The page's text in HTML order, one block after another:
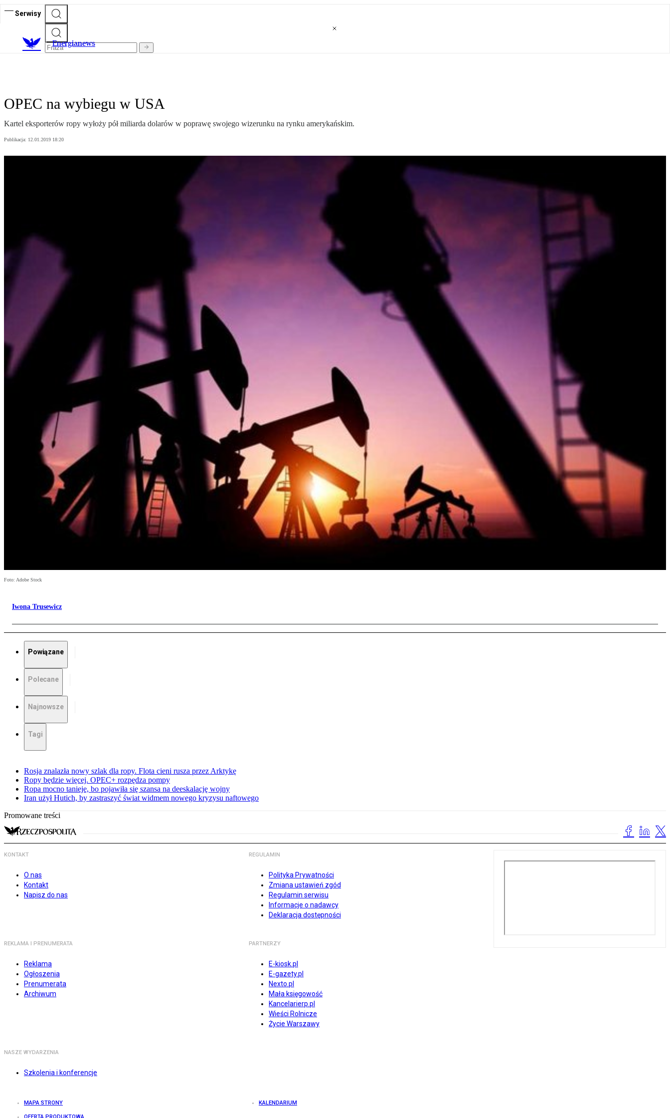
Serwisy
Energianews
OPEC na wybiegu w USA
Kartel eksporterów ropy wyłoży pół miliarda dolarów w poprawę swojego wizerunku na rynku amerykańskim.
Publikacja: 12.01.2019 18:20
Foto: Adobe Stock
Iwona Trusewicz
Powiązane
Polecane
Najnowsze
Tagi
Rosja znalazła nowy szlak dla ropy. Flota cieni rusza przez Arktykę
Ropy będzie więcej. OPEC+ rozpędza pompy
Ropa mocno tanieje, bo pojawiła się szansa na deeskalację wojny
Iran użył Hutich, by zastraszyć świat widmem nowego kryzysu naftowego
Promowane treści
KONTAKT
O nas
Kontakt
Napisz do nas
REGULAMIN
Polityka Prywatności
Zmiana ustawień zgód
Regulamin serwisu
Informacje o nadawcy
Deklaracja dostępności
REKLAMA I PRENUMERATA
Reklama
Ogłoszenia
Prenumerata
Archiwum
PARTNERZY
E-kiosk.pl
E-gazety.pl
Nexto.pl
Mała księgowość
Kancelarierp.pl
Wieści Rolnicze
Życie Warszawy
NASZE WYDARZENIA
Szkolenia i konferencje
MAPA STRONY KALENDARIUM